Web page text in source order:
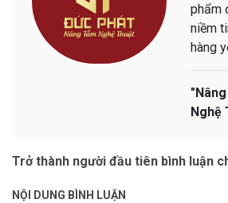
phẩm
niềm
hàng
Nghệ
Trở thành người đầu tiên bình luận
NỘI DUNG BÌNH LUẬN